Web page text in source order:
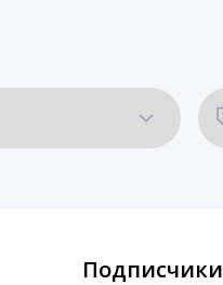
Подписчики